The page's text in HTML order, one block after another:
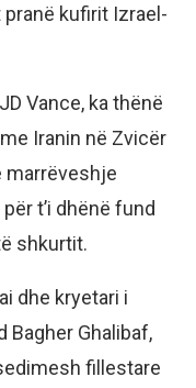
kufirit Izrael-
Vance, ka thënë
Iranin në Zvicër
marrëveshje
t’i dhënë fund
shkurtit.
dhe kryetari i
Bagher Ghalibaf,
fillestare